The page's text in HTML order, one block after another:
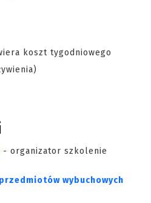
koszt tygodniowego
- organizator szkolenie
wybuchowych